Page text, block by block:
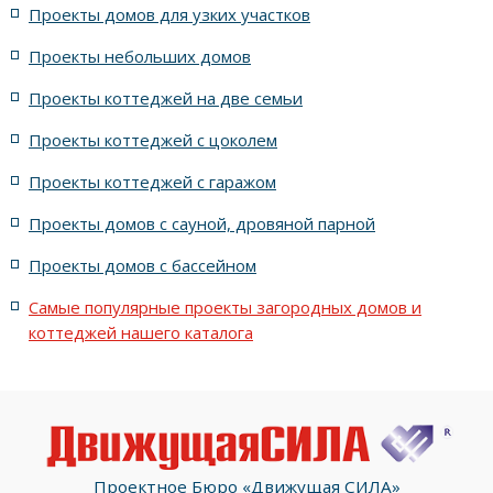
жилых в английском стиле
жилых в современном стиле с террасой
с террасой и 6 комнатами
Проекты домов для узких участков
Проекты небольших домов
Проекты коттеджей на две семьи
Проекты коттеджей с цоколем
Проекты коттеджей с гаражом
Проекты домов с сауной, дровяной парной
Проекты домов с бассейном
Самые популярные проекты загородных домов и
коттеджей нашего каталога
Проектное Бюро «Движущая СИЛА»